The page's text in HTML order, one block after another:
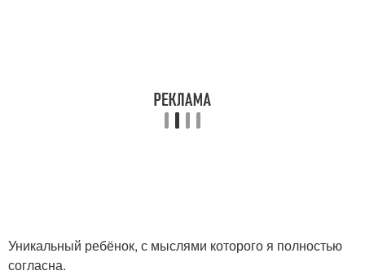
Уникальный ребёнок, с мыслями которого я полностью
согласна.